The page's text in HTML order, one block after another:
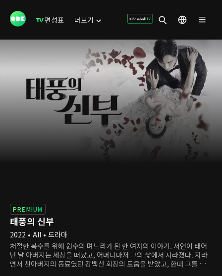
편성표 더보기
PREMIUM
태풍의 신부
2022 • All • 드라마
처절한 복수를 위해 원수의 며느리가 된 한 여자의 이야기. 서연이 태어
난 날 아버지는 세상을 떠났고, 어머니마저 그의 삶에서 사라졌다. 자라
면서 친아버지의 동료였던 강백산 회장의 도움을 받았고, 한때 그를 아버